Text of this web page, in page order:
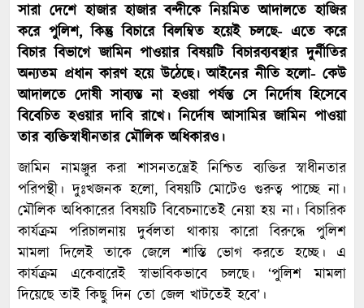
সারা দেশে হাজার হাজার বন্দীকে নিয়মিত আদালতে হাজির
করে পুলিশ, কিন্তু বিচারে বিলম্বিত হয়েই চলছে- এতে করে
বিচার বিভাগে জামিন পাওয়ার বিষয়টি বিচারব্যবস্থার দুর্নীতির
অন্যতম প্রধান কারণ হয়ে উঠেছে। আইনের নীতি হলো- কেউ
আদালতে দোষী সাব্যস্ত না হওয়া পর্যন্ত সে নির্দোষ হিসেবে
বিবেচিত হওয়ার দাবি রাখে। নির্দোষ আসামির জামিন পাওয়া
তার ব্যক্তিস্বাধীনতার মৌলিক অধিকারও।
জামিন নামঞ্জুর করা শাসনতন্ত্রেই নিশ্চিত ব্যক্তির স্বাধীনতার
পরিপন্থী। দুঃখজনক হলো, বিষয়টি মোটেও গুরুত্ব পাচ্ছে না।
মৌলিক অধিকারের বিষয়টি বিবেচনাতেই নেয়া হয় না। বিচারিক
কার্যক্রম পরিচালনায় দুর্বলতা থাকায় কারো বিরুদ্ধে পুলিশ
মামলা দিলেই তাকে জেলে শাস্তি ভোগ করতে হচ্ছে। এ
কার্যক্রম একেবারেই স্বাভাবিকভাবে চলছে। ‘পুলিশ মামলা
দিয়েছে তাই কিছু দিন তো জেল খাটতেই হবে’।